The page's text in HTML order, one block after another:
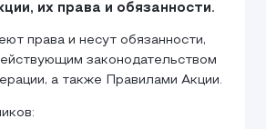
их права и обязанности.
права и несут обязанности,
законодательством
а также Правилами Акции.